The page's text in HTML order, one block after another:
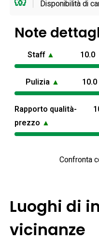
raggiungibile in pochi
a siti culturali e spiagge
propone l’affitto
servizi pensati per
proprietà è stata
carattere e funzionalità.
Disponibilità di
Note
Staff ▲ 10.0
Pulizia ▲ 10.0
Rapporto qualità-
prezzo ▲
Confronta
Luoghi di
vicinanze